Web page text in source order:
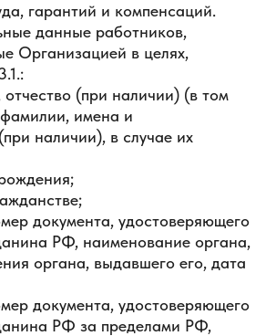
гарантий и компенсаций.
данные работников,
Организацией в целях,
(при наличии) (в том
имена и
наличии), в случае их
документа, удостоверяющего
РФ, наименование органа,
органа, выдавшего его, дата
документа, удостоверяющего
РФ за пределами РФ,